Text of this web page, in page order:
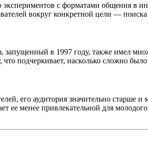
с форматами общения в
вокруг конкретной цели —
запущенный в 1997 году, также имел
подчеркивает, насколько сложно
его аудитория значительно старше
менее привлекательной для